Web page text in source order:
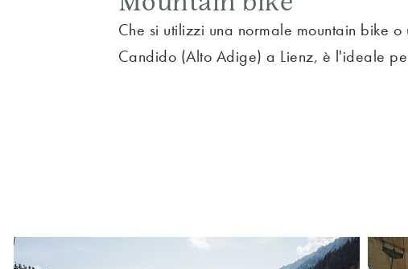
Che si utilizzi una normale mountain bike
Candido (Alto Adige) a Lienz, è l'ideale